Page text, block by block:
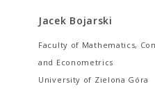
Jacek Bojarski
Faculty of Mathematics,
and Econometrics
University of Zielona Góra